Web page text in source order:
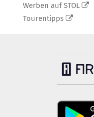
Werben auf STOL
Tourentipps